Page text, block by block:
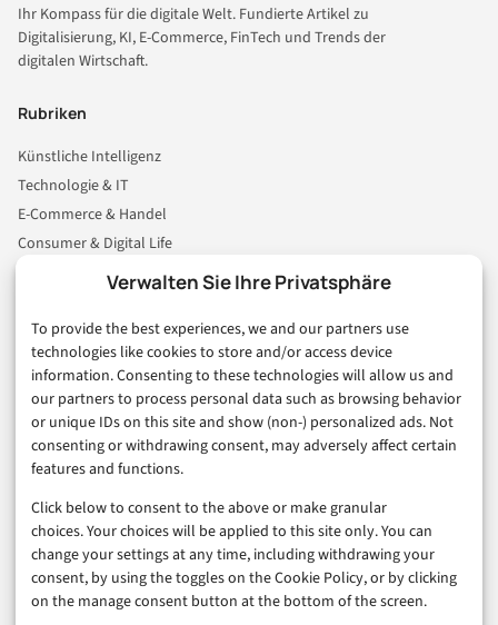
Verwalten Sie Ihre Privatsphäre
To provide the best experiences, we and our partners use
technologies like cookies to store and/or access device
information. Consenting to these technologies will allow us and
our partners to process personal data such as browsing behavior
or unique IDs on this site and show (non-) personalized ads. Not
consenting or withdrawing consent, may adversely affect certain
features and functions.
Click below to consent to the above or make granular
choices. Your choices will be applied to this site only. You can
change your settings at any time, including withdrawing your
consent, by using the toggles on the Cookie Policy, or by clicking
on the manage consent button at the bottom of the screen.
Ihr Kompass für die digitale Welt. Fundierte Artikel zu
Digitalisierung, KI, E-Commerce, FinTech und Trends der
digitalen Wirtschaft.
Rubriken
Künstliche Intelligenz
Technologie & IT
E-Commerce & Handel
Consumer & Digital Life
Business & Karriere
Sicherheit & Recht
Digitalisierung
Marketing
Magazin
Unsere Redaktion
Werbeformate & Media Kit
Rechtliches